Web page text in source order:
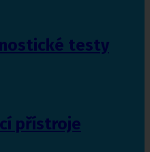
testy
přístroje